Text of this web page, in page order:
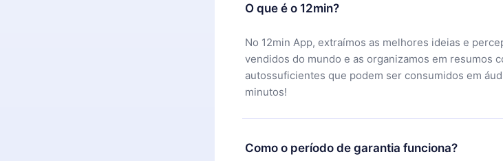
O que é o 12min?
No 12min App, extraímos as melhores ideias e
vendidos do mundo e as organizamos em resumos
autossuficientes que podem ser consumidos em
minutos!
Como o período de garantia funciona?